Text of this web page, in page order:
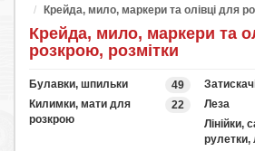
Крейда, мило, маркери та олівці для
Крейда, мило, маркери та
розкрою, розмітки
49
Булавки, шпильки
22
Килимки, мати для
розкрою
Леза
Лінійки,
рулетки,